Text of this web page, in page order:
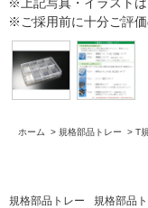
※上記写真・イラ
※ご採用前に十分ご評価
ホーム > 規格部品トレー > T
規格部品トレー 規格部品